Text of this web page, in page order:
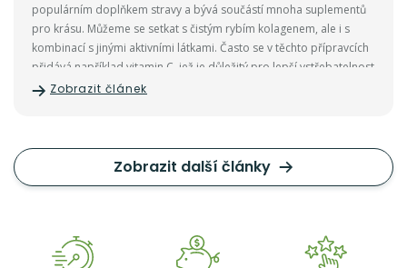
populárním doplňkem stravy a bývá součástí mnoha suplementů
pro krásu. Můžeme se setkat s čistým rybím kolagenem, ale i s
kombinací s jinými aktivními látkami. Často se v těchto přípravcích
přidává například vitamin C, jež je důležitý pro lepší vstřebatelnost
a využitelnost samotného kolagenu naším organismem.
Zobrazit článek
Zobrazit další články